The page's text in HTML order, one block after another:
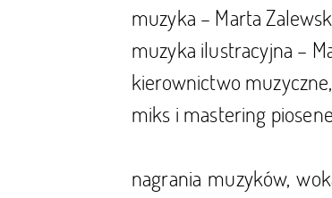
muzyka – Marta
muzyka ilustracyjna –
kierownictwo
miks i mastering
nagrania muzyków,